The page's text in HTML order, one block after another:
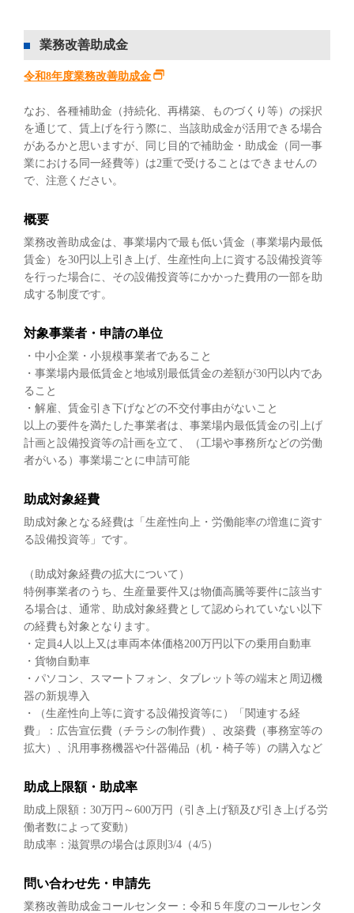
業務改善助成金
令和8年度業務改善助成金
なお、各種補助金（持続化、再構築、ものづくり等）の採択
を通じて、賃上げを行う際に、当該助成金が活用できる場合
があるかと思いますが、同じ目的で補助金・助成金（同一事
業における同一経費等）は2重で受けることはできませんの
で、注意ください。
概要
業務改善助成金は、事業場内で最も低い賃金（事業場内最低
賃金）を30円以上引き上げ、生産性向上に資する設備投資等
を行った場合に、その設備投資等にかかった費用の一部を助
成する制度です。
対象事業者・申請の単位
・中小企業・小規模事業者であること
・事業場内最低賃金と地域別最低賃金の差額が30円以内であ
ること
・解雇、賃金引き下げなどの不交付事由がないこと
以上の要件を満たした事業者は、事業場内最低賃金の引上げ
計画と設備投資等の計画を立て、（工場や事務所などの労働
者がいる）事業場ごとに申請可能
助成対象経費
助成対象となる経費は「生産性向上・労働能率の増進に資す
る設備投資等」です。
（助成対象経費の拡大について）
特例事業者のうち、生産量要件又は物価高騰等要件に該当す
る場合は、通常、助成対象経費として認められていない以下
の経費も対象となります。
・定員4人以上又は車両本体価格200万円以下の乗用自動車
・貨物自動車
・パソコン、スマートフォン、タブレット等の端末と周辺機
器の新規導入
・（生産性向上等に資する設備投資等に）「関連する経
費」：広告宣伝費（チラシの制作費）、改築費（事務室等の
拡大）、汎用事務機器や什器備品（机・椅子等）の購入など
助成上限額・助成率
助成上限額：30万円～600万円（引き上げ額及び引き上げる労
働者数によって変動）
助成率：滋賀県の場合は原則3/4（4/5）
問い合わせ先・申請先
業務改善助成金コールセンター：令和５年度のコールセンタ